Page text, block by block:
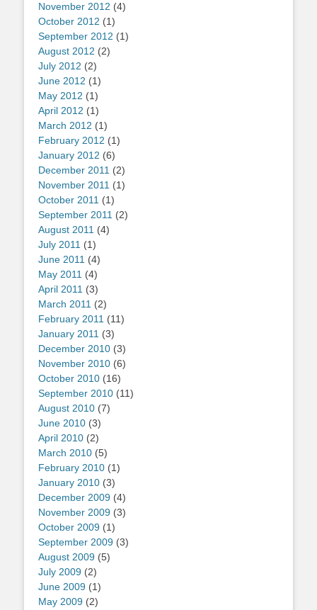
November 2012 (4)
October 2012 (1)
September 2012 (1)
August 2012 (2)
July 2012 (2)
June 2012 (1)
May 2012 (1)
April 2012 (1)
March 2012 (1)
February 2012 (1)
January 2012 (6)
December 2011 (2)
November 2011 (1)
October 2011 (1)
September 2011 (2)
August 2011 (4)
July 2011 (1)
June 2011 (4)
May 2011 (4)
April 2011 (3)
March 2011 (2)
February 2011 (11)
January 2011 (3)
December 2010 (3)
November 2010 (6)
October 2010 (16)
September 2010 (11)
August 2010 (7)
June 2010 (3)
April 2010 (2)
March 2010 (5)
February 2010 (1)
January 2010 (3)
December 2009 (4)
November 2009 (3)
October 2009 (1)
September 2009 (3)
August 2009 (5)
July 2009 (2)
June 2009 (1)
May 2009 (2)